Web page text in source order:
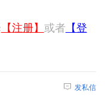
【注册】 或者 【登
发私信